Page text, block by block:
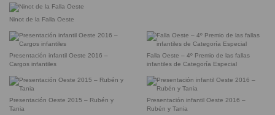
Ninot de la Falla Oeste
Presentación infantil Oeste 2016 –
Cargos infantiles
Falla Oeste – 4º Premio de las fallas
infantiles de Categoría Especial
Presentación Oeste 2015 – Rubén y
Tania
Presentación infantil Oeste 2016 –
Rubén y Tania